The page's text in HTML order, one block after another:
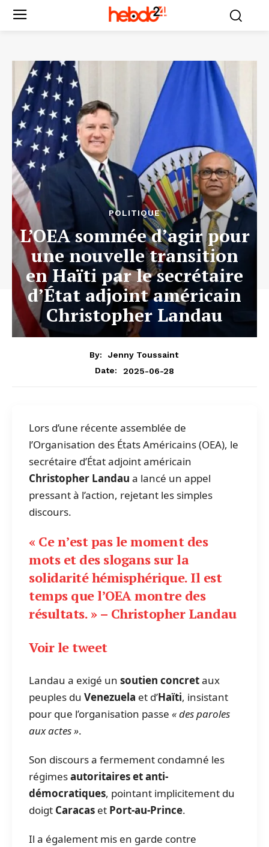
POLITIQUE
L’OEA sommée d’agir pour
une nouvelle transition
en Haïti par le secrétaire
d’État adjoint américain
Christopher Landau
By:
Jenny Toussaint
Date:
2025-06-28
Lors d’une récente assemblée de
l’Organisation des États Américains (OEA), le
secrétaire d’État adjoint américain
Christopher Landau a lancé un appel
pressant à l’action, rejetant les simples
discours.
« Ce n’est pas le moment des
mots et des slogans sur la
solidarité hémisphérique. Il est
temps que l’OEA montre des
résultats. » – Christopher Landau
Voir le tweet
Landau a exigé un soutien concretaux
peuples du Venezuela et d’Haïti, insistant
pour que l’organisation passe « des paroles
aux actes ».
Son discours a fermement condamné les
régimesautoritaires et anti-
démocratiques, pointant implicitement du
doigt Caracas et Port-au-Prince.
Il a également mis en garde contre